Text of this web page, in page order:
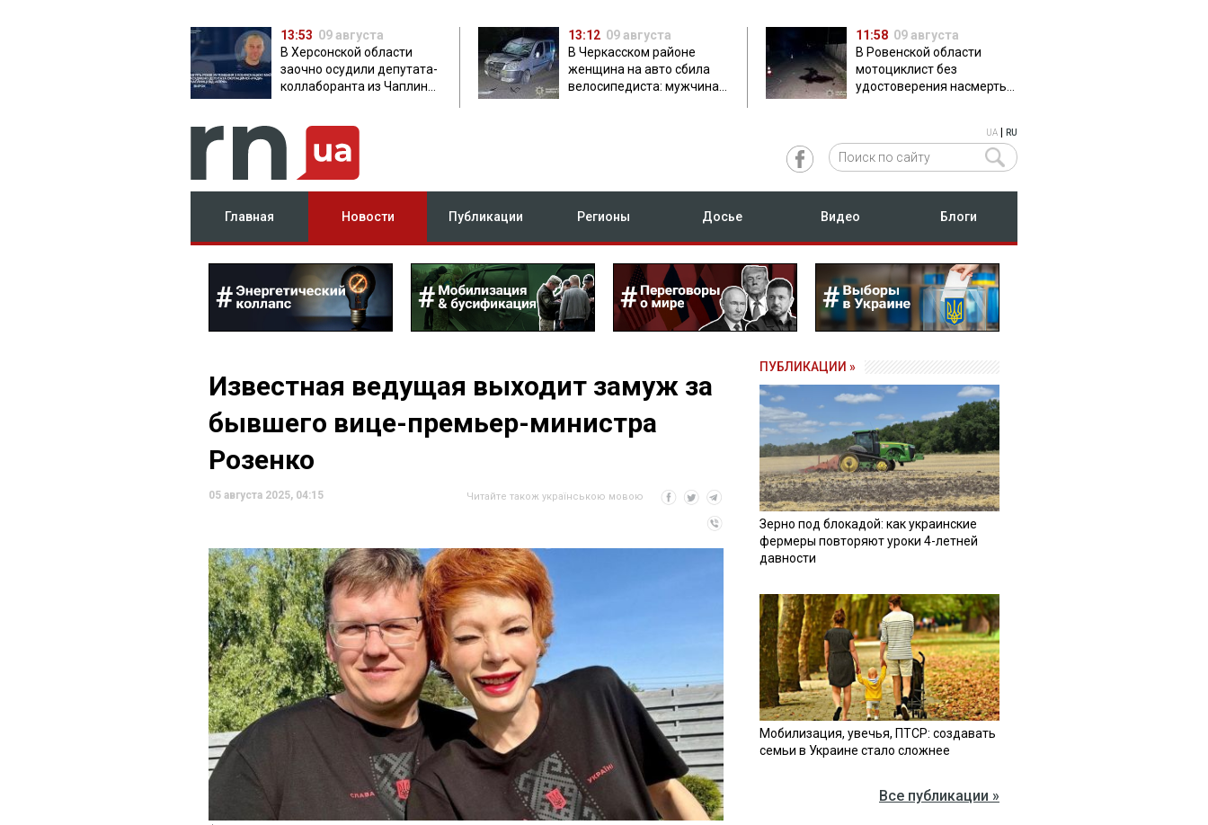
13:53 09 августа
В Херсонской области
заочно осудили депутата-
коллаборанта из Чаплинки
13:12 09 августа
В Черкасском районе
женщина на авто сбила
велосипедиста: мужчина
11:58 09 августа
В Ровенской области
мотоциклист без
удостоверения насмерть
UA RU
Главная Новости Публикации Регионы Досье Видео Блоги
Известная ведущая выходит замуж за
бывшего вице-премьер-министра
Розенко
05 августа 2025, 04:15 Читайте також українською мовою
ПУБЛИКАЦИИ »
Зерно под блокадой: как украинские
фермеры повторяют уроки 4-летней
давности
Мобилизация, увечья, ПТСР: создавать
семьи в Украине стало сложнее
Все публикации »